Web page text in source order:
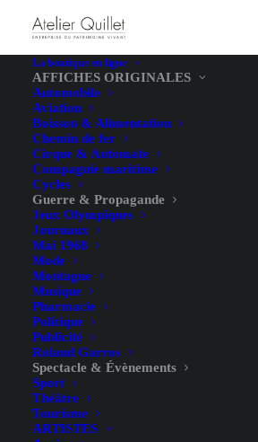
La boutique en ligne
AFFICHES ORIGINALES
Automobile
Aviation
Boisson & Alimentation
Chemin de fer
Cirque & Automate
Compagnie maritime
Cycles
Guerre & Propagande
Jeux Olympiques
Journaux
Mai 1968
Mode
Montagne
Musique
Pharmacie
Politique
Publicité
Roland Garros
Spectacle & Évènements
Sport
Théâtre
Tourisme
ARTISTES
Journée des
Levy-Dhurmer –